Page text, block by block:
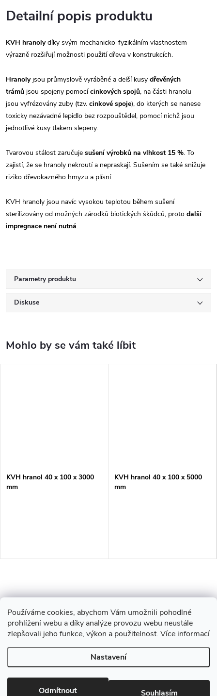
Používáme cookies, abychom Vám umožnili pohodlné
prohlížení webu a díky analýze provozu webu neustále
zlepšovali jeho funkce, výkon a použitelnost. Více informací
Nastavení
Odmítnout Souhlasím
Detailní popis produktu
KVH hranolydíky svým mechanicko-fyzikálním vlastnostem
výrazně rozšiřují možnosti použití dřeva v konstrukcích.
Hranolyjsou průmyslově vyráběné a delší kusy dřevěných
trámů jsou spojeny pomocícinkových spojů, na části hranolu
jsou vyfrézovány zuby (tzv. cinkové spoje), do kterých se nanese
toxicky nezávadné lepidlo bez rozpouštědel, pomocí nichž jsou
jednotlivé kusy tlakem slepeny.
Tvarovou stálost zaručuje sušení výrobků na vlhkost 15 %. To
zajistí, že se hranoly nekroutí a nepraskají. Sušením se také snižuje
riziko dřevokazného hmyzu a plísní.
KVH hranoly jsou navíc vysokou teplotou během sušení
sterilizovány od možných zárodků biotických škůdců, proto další
impregnace není nutná.
Parametry produktu
Diskuse
KVH hranol 40 x 100 x 3000
mm
KVH hranol 40 x 100 x 5000
mm
Z
á
Drevobis Horoměřice. Všechna práva vyhrazena.
nastavení cookies